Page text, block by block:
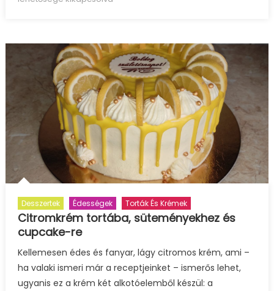
Desszertek Édességek Torták És Krémek
Citromkrém tortába, süteményekhez és
cupcake-re
Kellemesen édes és fanyar, lágy citromos krém, ami –
ha valaki ismeri már a receptjeinket – ismerős lehet,
ugyanis ez a krém két alkotóelemből készül: a